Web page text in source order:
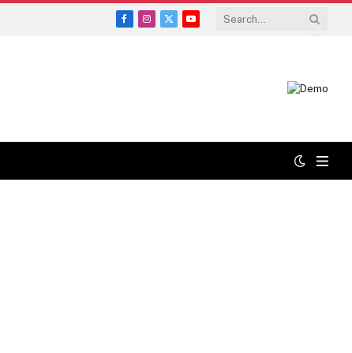
Facebook
Instagram
X
YouTube